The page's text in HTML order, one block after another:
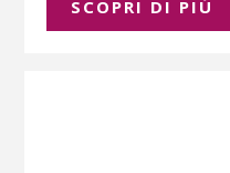
SCOPRI DI PIÚ